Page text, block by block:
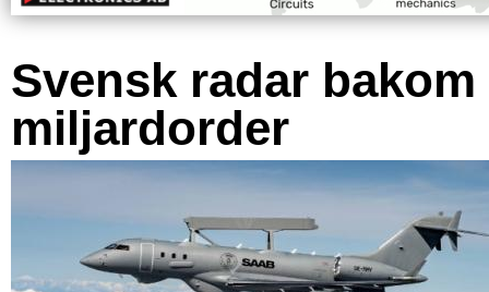
Svensk radar bakom
miljardorder